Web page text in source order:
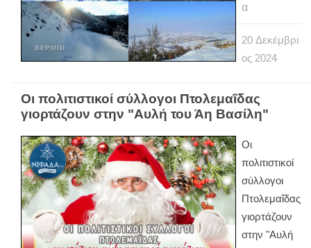
α
20 Δεκέμβρι
ος 2024
Οι πολιτιστικοί σύλλογοι Πτολεμαΐδας
γιορτάζουν στην "Αυλή του Άη Βασίλη"
Οι
πολιτιστικοί
σύλλογοι
Πτολεμαΐδας
γιορτάζουν
στην "Αυλή